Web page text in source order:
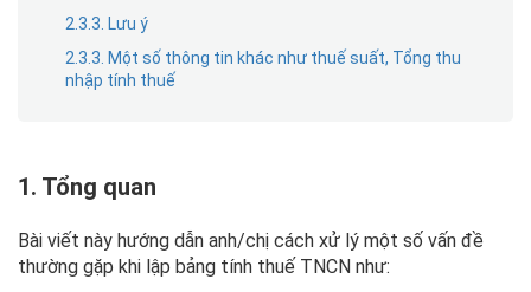
2.3.3. Lưu ý
2.3.3. Một số thông tin khác như thuế suất, Tổng thu
nhập tính thuế
1. Tổng quan
Bài viết này hướng dẫn anh/chị cách xử lý một số vấn đề
thường gặp khi lập bảng tính thuế TNCN như: